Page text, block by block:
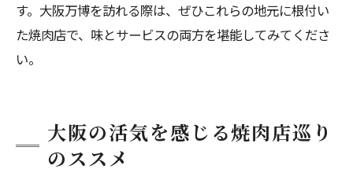
す。大阪万博を訪れる際は、ぜひこれらの地元に根付い
た焼肉店で、味とサービスの両方を堪能してみてくださ
い。
大阪の活気を感じる焼肉店巡り
のススメ